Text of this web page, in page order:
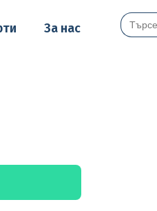
За нас
Search
for: